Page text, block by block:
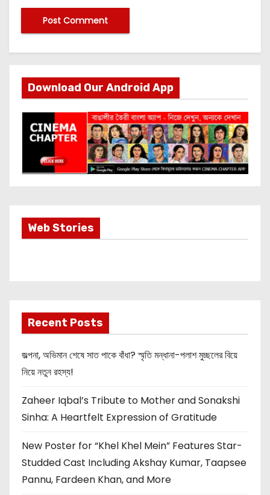
Download Our Android App
Web StoriesMost Important
Info about
Recent Posts
জল্পনা, অভিমান শেষে সাত পাকে বাঁধা? স্মৃতি মন্ধানা-পলাশ মুচ্ছলের বিয়ে
নিয়ে নতুন রহস্য!
Zaheer Iqbal’s Tribute to Mother and Sonakshi
Sinha: A Heartfelt Expression of Gratitude
New Poster for “Khel Khel Mein” Features Star-
Studded Cast Including Akshay Kumar, Taapsee
Pannu, Fardeen Khan, and More